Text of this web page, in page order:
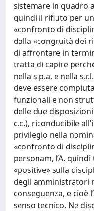
sistemare in quadro
quindi il rifiuto per
«confronto di
dalla «congruità dei
di affrontare in
tratta di capire
nella s.p.a. e nella
deve essere
funzionali e non
delle due
c.c.), riconducibile
privilegio nella
«confronto di
personam, l’A.
«positive» sulla
degli amministratori
conseguenza, e cioè
senso tecnico. Ne